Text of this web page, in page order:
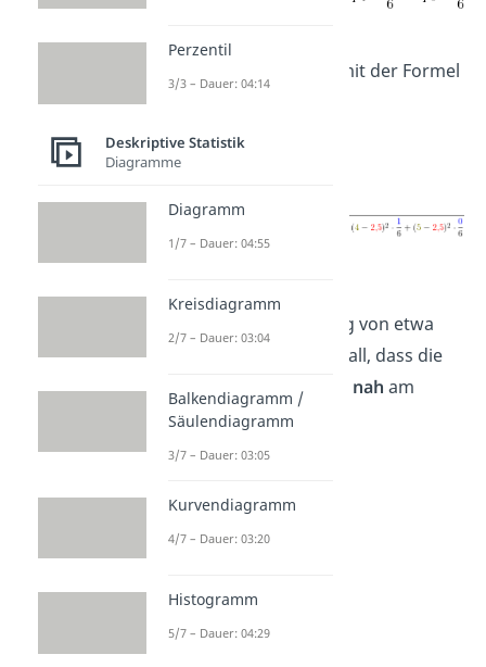
Nun kannst du die
mit der Formel
berechnen:
Eine Standardabweichung von etwa
0,96
bedeutet in diesem Fall, dass die
Noten der Schüler
relativ nah am
Mittelwertliegen.
Perzentil
3/3 – Dauer: 04:14
Deskriptive Statistik
Diagramme
Diagramm
1/7 – Dauer: 04:55
Kreisdiagramm
2/7 – Dauer: 03:04
Balkendiagramm /
Säulendiagramm
3/7 – Dauer: 03:05
Kurvendiagramm
4/7 – Dauer: 03:20
Histogramm
5/7 – Dauer: 04:29